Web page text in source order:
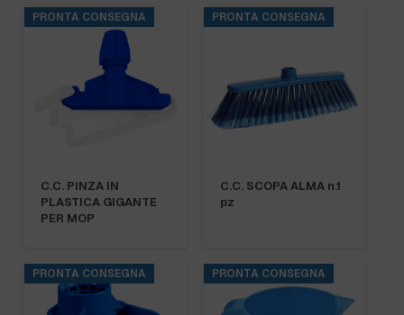
PRONTA CONSEGNA
C.C. PINZA IN
PLASTICA GIGANTE
PER MOP
PRONTA CONSEGNA
C.C. SCOPA ALMA n.1
pz
PRONTA CONSEGNA PRONTA CONSEGNA